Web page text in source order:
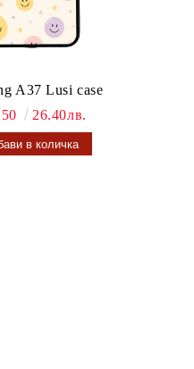
A37 Lusi case
26.40лв.